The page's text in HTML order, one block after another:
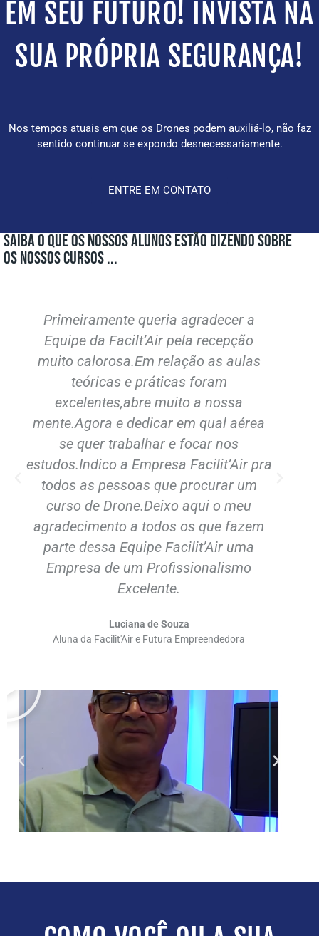
EM SEU FUTURO! INVISTA NA
SUA PRÓPRIA SEGURANÇA!
Nos tempos atuais em que os Drones podem auxiliá-lo, não faz
sentido continuar se expondo desnecessariamente.
ENTRE EM CONTATO
SAIBA O QUE OS NOSSOS ALUNOS ESTÃO DIZENDO SOBRE
OS NOSSOS CURSOS ...
Primeiramente queria agradecer a
Equipe da Facilt’Air pela recepção
muito calorosa.Em relação as aulas
teóricas e práticas foram
excelentes,abre muito a nossa
mente.Agora e dedicar em qual aérea
se quer trabalhar e focar nos
estudos.Indico a Empresa Facilit’Air pra
todos as pessoas que procurar um
curso de Drone.Deixo aqui o meu
agradecimento a todos os que fazem
parte dessa Equipe Facilit’Air uma
Empresa de um Profissionalismo
Excelente.
Luciana de Souza
Aluna da Facilit'Air e Futura Empreendedora